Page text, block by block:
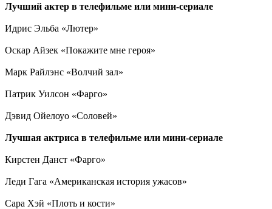
Лучший актер в телефильме или мини-сериале
Идрис Эльба «Лютер»
Оскар Айзек «Покажите мне героя»
Марк Райлэнс «Волчий зал»
Патрик Уилсон «Фарго»
Дэвид Ойелоуо «Соловей»
Лучшая актриса в телефильме или мини-сериале
Кирстен Данст «Фарго»
Леди Гага «Американская история ужасов»
Сара Хэй «Плоть и кости»